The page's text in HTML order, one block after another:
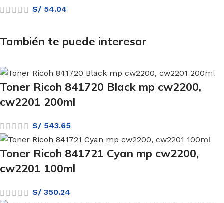
S/ 54.04
También te puede interesar
Toner Ricoh 841720 Black mp cw2200,
cw2201 200ml
S/ 543.65
Toner Ricoh 841721 Cyan mp cw2200,
cw2201 100ml
S/ 350.24